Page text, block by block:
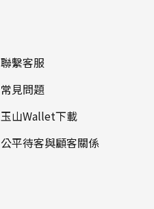
聯繫客服
常見問題
玉山Wallet下載
公平待客與顧客關係